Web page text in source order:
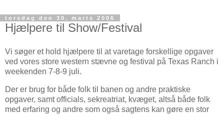
torsdag den 30. marts 2006
Hjælpere til Show/Festival
Vi søger et hold hjælpere til at varetage forskellige opgaver
ved vores store western stævne og festival på Texas Ranch i
weekenden 7-8-9 juli.
Der er brug for både folk til banen og andre praktiske
opgaver, samt officials, sekreatriat, kvæget, altså både folk
med erfaring og andre som også sagtens kan gøre en stor